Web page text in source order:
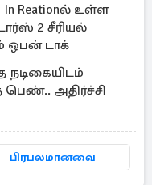
In Reationல் உள்ள
2 சீரியல்
ஒபன் டாக்
நடிகையிடம்
அதிர்ச்சி
பிரபலமானவை